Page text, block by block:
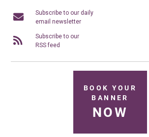
Subscribe to our daily
email newsletter
Subscribe to our
RSS feed
BOOK YOUR
BANNER
NOW